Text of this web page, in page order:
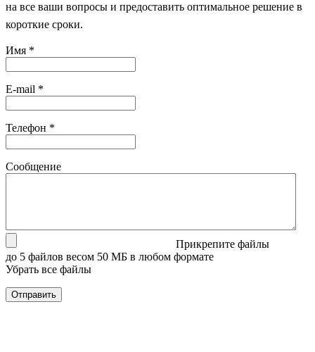
на все ваши вопросы и предоставить оптимальное решение в
короткие сроки.
Имя *
E-mail *
Телефон *
Сообщение
Прикрепите файлы
до 5 файлов весом 50 МБ в любом формате
Убрать все файлы
Отправить